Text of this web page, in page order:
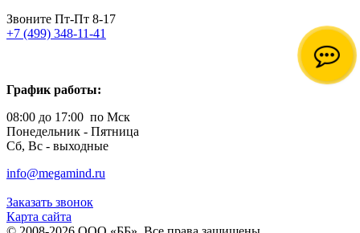
Звоните Пт-Пт 8-17
+7 (499) 348-11-41
График работы:
08:00 до 17:00 по Мск
Понедельник - Пятница
Сб, Вс - выходные
info@megamind.ru
Заказать звонок
Карта сайта